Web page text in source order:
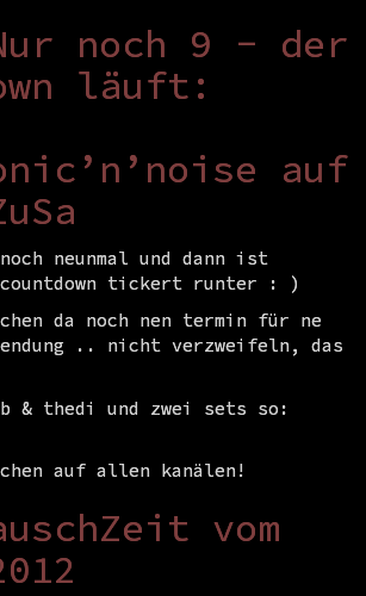
noch 9 - der
läuft:
auf
neunmal und dann ist
tickert runter : )
da noch nen termin für ne
.. nicht verzweifeln, das
& thedi und zwei sets so:
auf allen kanälen!
vom